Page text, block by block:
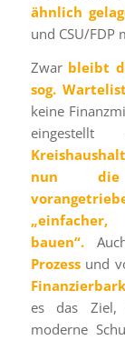
ähnlich
und CSU/FDP
Zwar bleibt
sog.
keine
nun die
bauen“.
Prozessund
es das Ziel,
moderne